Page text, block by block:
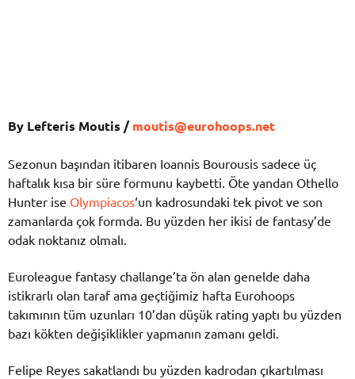
By Lefteris Moutis /moutis@eurohoops.net
Sezonun başından itibaren Ioannis Bourousis sadece üç
haftalık kısa bir süre formunu kaybetti. Öte yandan Othello
Hunter ise Olympiacos‘un kadrosundaki tek pivot ve son
zamanlarda çok formda. Bu yüzden her ikisi de fantasy’de
odak noktanız olmalı.
Euroleague fantasy challange’ta ön alan genelde daha
istikrarlı olan taraf ama geçtiğimiz hafta Eurohoops
takımının tüm uzunları 10’dan düşük rating yaptı bu yüzden
bazı kökten değişiklikler yapmanın zamanı geldi.
Felipe Reyes sakatlandı bu yüzden kadrodan çıkartılması